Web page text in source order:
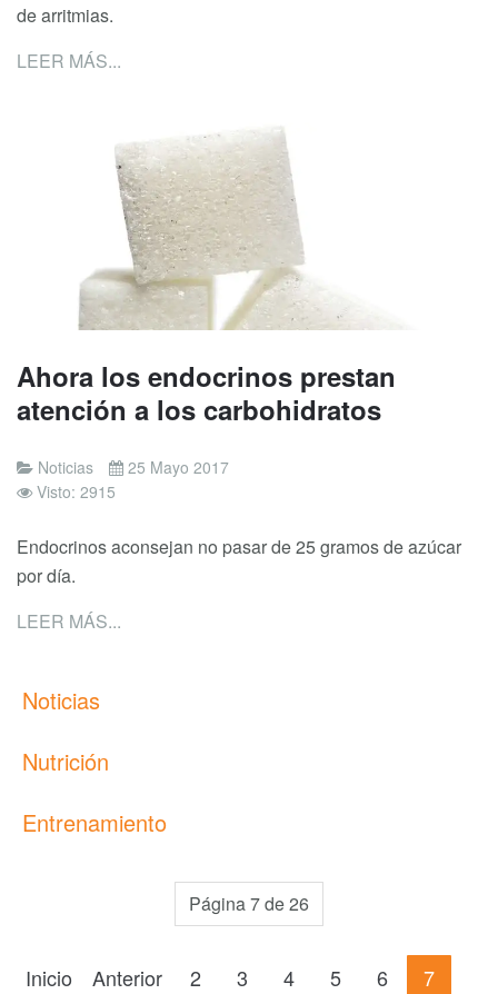
de arritmias.
LEER MÁS...
Ahora los endocrinos prestan
atención a los carbohidratos
Noticias
25 Mayo 2017
Visto: 2915
Endocrinos aconsejan no pasar de 25 gramos de azúcar
por día.
LEER MÁS...
Noticias
Nutrición
Entrenamiento
Página 7 de 26
Inicio Anterior 2 3 4 5 6
7